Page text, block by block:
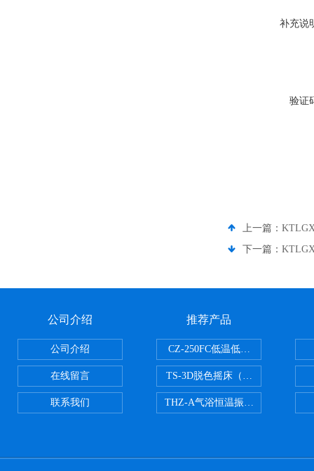
补充说
验证
上一篇：
下一篇：
公司介绍
公司介绍
在线留言
联系我们
推荐产品
CZ-250FC低温低湿种子储藏柜
TS-3D脱色摇床（三维运动）
THZ-A气浴恒温振荡器